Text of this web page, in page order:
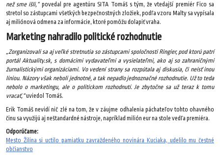
než sme išli,“povedal pre agentúru SITA Tomáš s tým, že vtedajší premiér Fico sa
stretol so zástupcami všetkých bezpečnostných zložiek, podľa vzoru Malty sa vypísala
aj miliónová odmena za informácie, ktoré pomôžu dolapiť vraha.
Marketing nahradilo politické rozhodnutie
„Zorganizovali sa aj veľké stretnutia so zástupcami spoločnosti Ringier, pod ktorú patrí
portál Aktuality.sk, s domácimi vydavateľmi a vysielateľmi, ako aj so zahraničnými
žurnalistickými organizáciami. Vo vedení strany sa rozpútala aj diskusia, či neísť inou
líniou. Názory však neboli jednotné, a tak nepadlo jednoznačné rozhodnutie. Už to teda
nebolo o marketingu, ale o politickom rozhodnutí. Je zbytočne sa už teraz k tomu
vracať,“uviedol Tomáš.
Erik Tomáš nevidí nič zlé na tom, že v záujme odhalenia páchateľov tohto ohavného
činu sa využijú aj neštandardné nástroje, napríklad milión eur na stole vedľa premiéra.
Odporúčame:
Mesto Žilina si uctilo pamiatku zavraždeného novinára Kuciaka, udelilo mu čestné
občianstvo